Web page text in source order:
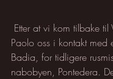
Paolo oss i kontakt med
Badia, for tidligere
nabobyen, Pontedera.